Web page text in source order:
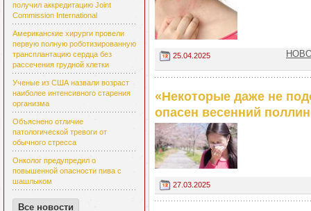
получил аккредитацию Joint
Commission International
Американские хирурги провели
первую полную роботизированную
трансплантацию сердца без
рассечения грудной клетки
Ученые из США назвали возраст
наиболее интенсивного старения
организма
Объяснено отличие
патологической тревоги от
обычного стресса
Онколог предупредил о
повышенной опасности пива с
шашлыком
Все новости
25.04.2025
«Некоторые даже не
опасен весенний
27.03.2025